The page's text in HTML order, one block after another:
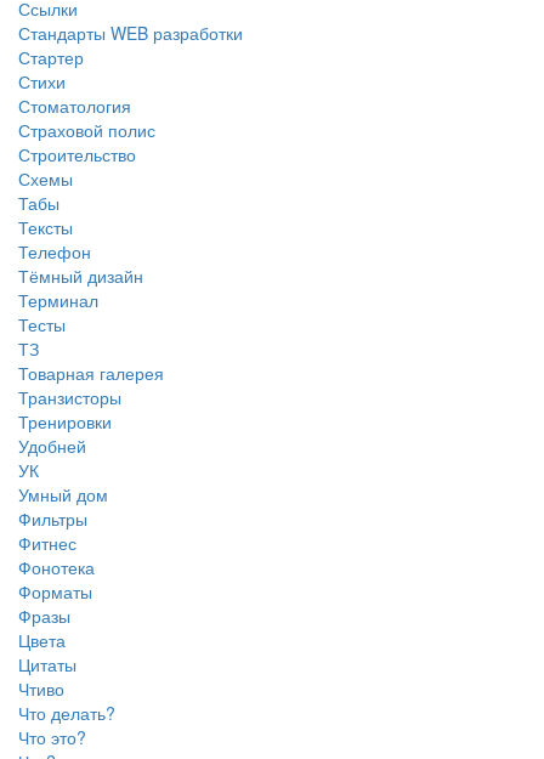
Ссылки
Стандарты WEB разработки
Стартер
Стихи
Стоматология
Страховой полис
Строительство
Схемы
Табы
Тексты
Телефон
Тёмный дизайн
Терминал
Тесты
ТЗ
Товарная галерея
Транзисторы
Тренировки
Удобней
УК
Умный дом
Фильтры
Фитнес
Фонотека
Форматы
Фразы
Цвета
Цитаты
Чтиво
Что делать?
Что это?